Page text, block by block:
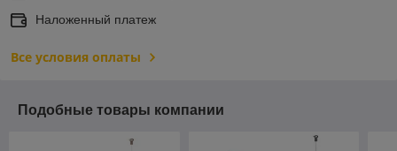
Наложенный платеж
Все условия оплаты
Подобные товары компании